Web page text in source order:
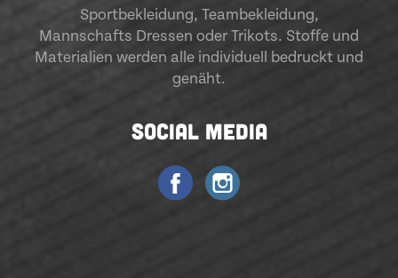
Sportbekleidung, Teambekleidung,
Mannschafts Dressen oder Trikots. Stoffe und
Materialien werden alle individuell bedruckt und
genäht.
SOCIAL MEDIA